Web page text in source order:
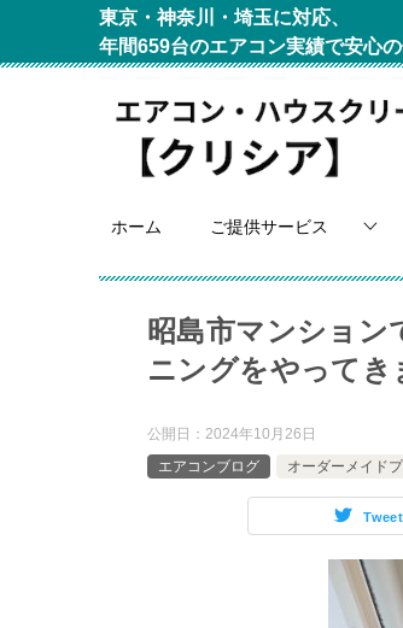
東京・神奈川・埼玉に対応、
年間659台のエアコン実績で安心
ホーム ご提供サービス
昭島市マンショ
ニングをやってき
公開日： 2024年10月26日
エアコンブログ
オーダーメイド
Tweet